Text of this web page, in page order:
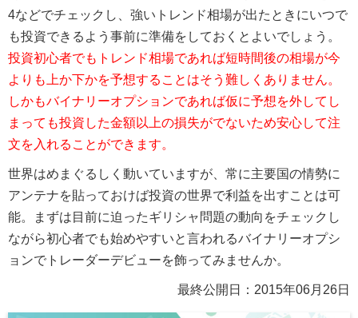
4などでチェックし、強いトレンド相場が出たときにいつで
も投資できるよう事前に準備をしておくとよいでしょう。
投資初心者でもトレンド相場であれば短時間後の相場が今
よりも上か下かを予想することはそう難しくありません。
しかもバイナリーオプションであれば仮に予想を外してし
まっても投資した金額以上の損失がでないため安心して注
文を入れることができます。
世界はめまぐるしく動いていますが、常に主要国の情勢に
アンテナを貼っておけば投資の世界で利益を出すことは可
能。まずは目前に迫ったギリシャ問題の動向をチェックし
ながら初心者でも始めやすいと言われるバイナリーオプシ
ョンでトレーダーデビューを飾ってみませんか。
最終公開日： 2015年06月26日